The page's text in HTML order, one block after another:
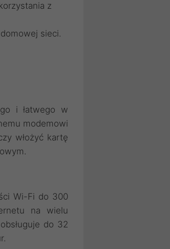
z
sieci.
i łatwego w
modemowi
włożyć kartę
Wi-Fi do 300
na wielu
do 32